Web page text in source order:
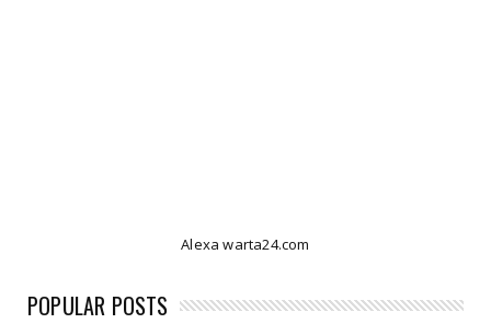
Alexa warta24.com
POPULAR POSTS